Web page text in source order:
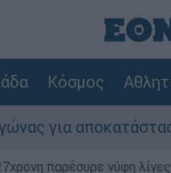
Κόσμος
πριν τις
παρέσυρε νύφη